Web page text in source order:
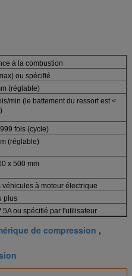
à la combustion
ou spécifié
(réglable)
min (le battement du ressort est <
fois (cycle)
(réglable)
x 500 mm
véhicules à moteur électrique
plus
5A ou spécifié par l'utilisateur
de compression ,